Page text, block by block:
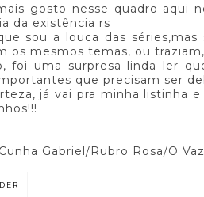
gosto nesse quadro aqui
da existência rs
sou a louca das
os mesmos temas, ou
foi uma surpresa linda ler
que precisam ser
já vai pra minha listinha
Gabriel/Rubro Rosa/O